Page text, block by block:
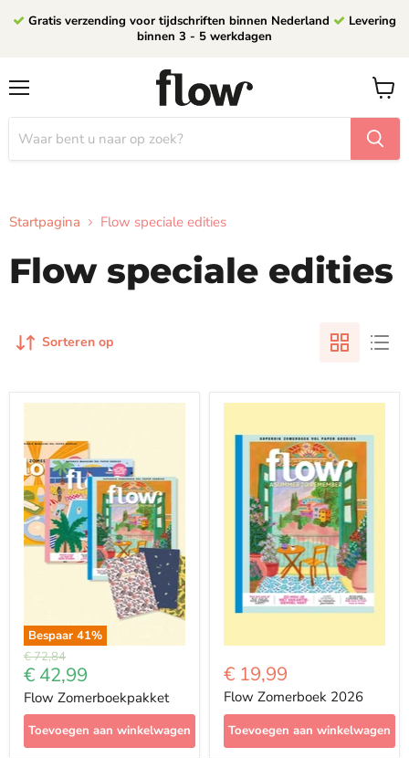
Gratis verzending voor tijdschriften binnen Nederland
Levering
binnen 3 - 5 werkdagen
Startpagina Flow speciale edities
Flow speciale edities
Sorteren op
Bespaar 41%
Prijs
€ 72,84
Met
korting
€ 42,99
Flow Zomerboekpakket
Toevoegen aan winkelwagen
€ 19,99
Flow Zomerboek 2026
Toevoegen aan winkelwagen